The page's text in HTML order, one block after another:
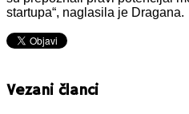
startupa“, naglasila je Dragana.
Vezani članci